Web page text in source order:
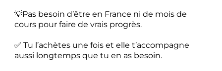
💡Pas besoin d’être en France ni de mois de
cours pour faire de vrais progrès.
✅ Tu l’achètes une fois et elle t’accompagne
aussi longtemps que tu en as besoin.